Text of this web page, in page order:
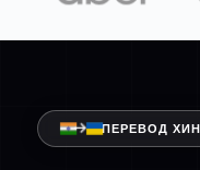
ПЕРЕВОД